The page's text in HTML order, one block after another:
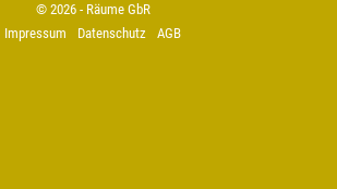
© 2026 - Räume GbR
Impressum
Datenschutz AGB